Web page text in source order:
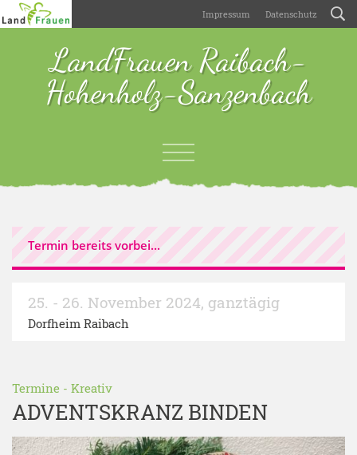
Impressum Datenschutz
LandFrauen Raibach-
Hohenholz-Sanzenbach
Termin bereits vorbei...
25. - 26. November 2024, ganztägig
Dorfheim Raibach
Termine - Kreativ
ADVENTSKRANZ BINDEN